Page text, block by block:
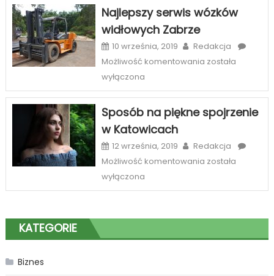
telefony
szeroka
oferta
Najlepszy serwis wózków
widłowych Zabrze
10 września, 2019
Redakcja
Możliwość komentowania Najlepszy
wózków
Zabrze
została
wyłączona
Sposób na piękne spojrzenie
w Katowicach
12 września, 2019
Redakcja
Możliwość komentowania Sposób
piękne
w
została
wyłączona
KATEGORIE
Biznes